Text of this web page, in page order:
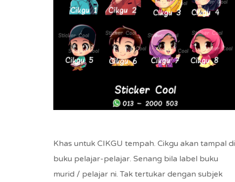
Khas untuk CIKGU tempah. Cikgu akan tampal di
buku pelajar-pelajar. Senang bila label buku
murid / pelajar ni. Tak tertukar dengan subjek